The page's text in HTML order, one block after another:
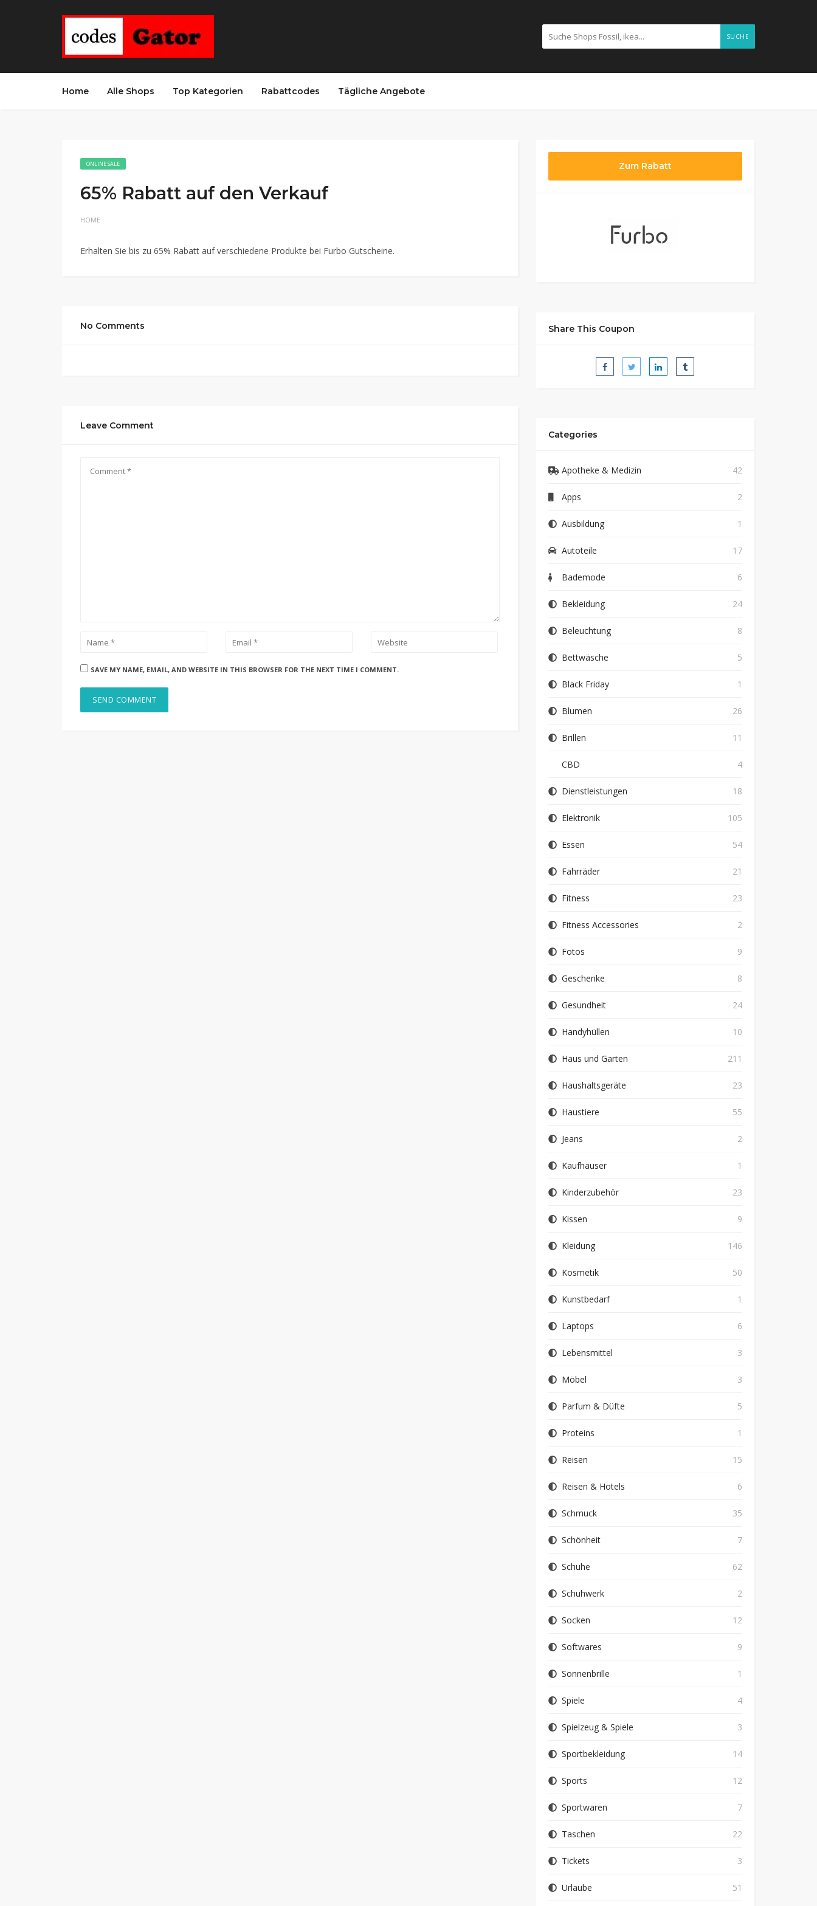
SUCHE
Home Alle Shops Top Kategorien Rabattcodes Tägliche Angebote
ONLINE SALE
65% Rabatt auf den Verkauf
HOME
Erhalten Sie bis zu 65% Rabatt auf verschiedene Produkte bei Furbo Gutscheine.
No Comments
Leave Comment
SAVE MY NAME, EMAIL, AND WEBSITE IN THIS BROWSER FOR THE NEXT TIME I COMMENT.
Zum Rabatt
Share This Coupon
Categories
Apotheke & Medizin 42
Apps 2
Ausbildung 1
Autoteile 17
Bademode 6
Bekleidung 24
Beleuchtung 8
Bettwäsche 5
Black Friday 1
Blumen 26
Brillen 11
CBD 4
Dienstleistungen 18
Elektronik 105
Essen 54
Fahrräder 21
Fitness 23
Fitness Accessories 2
Fotos 9
Geschenke 8
Gesundheit 24
Handyhüllen 10
Haus und Garten 211
Haushaltsgeräte 23
Haustiere 55
Jeans 2
Kaufhäuser 1
Kinderzubehör 23
Kissen 9
Kleidung 146
Kosmetik 50
Kunstbedarf 1
Laptops 6
Lebensmittel 3
Möbel 3
Parfum & Düfte 5
Proteins 1
Reisen 15
Reisen & Hotels 6
Schmuck 35
Schönheit 7
Schuhe 62
Schuhwerk 2
Socken 12
Softwares 9
Sonnenbrille 1
Spiele 4
Spielzeug & Spiele 3
Sportbekleidung 14
Sports 12
Sportwaren 7
Taschen 22
Tickets 3
Urlaube 51